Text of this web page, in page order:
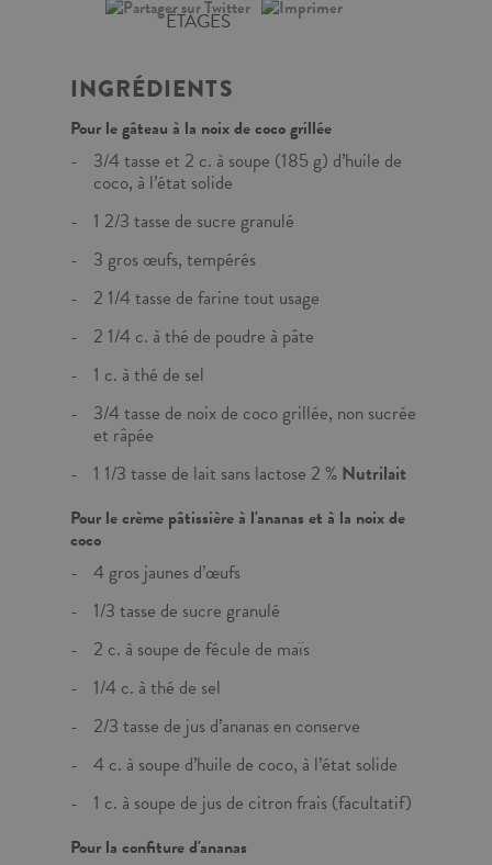
ÉTAGES
INGRÉDIENTS
Pour le gâteau à la noix de coco grillée
3/4 tasse et 2 c. à soupe (185 g) d’huile de
coco, à l’état solide
1 2/3 tasse de sucre granulé
3 gros œufs, tempérés
2 1/4 tasse de farine tout usage
2 1/4 c. à thé de poudre à pâte
1 c. à thé de sel
3/4 tasse de noix de coco grillée, non sucrée
et râpée
1 1/3 tasse de lait sans lactose 2 % Nutrilait
Pour le crème pâtissière à l'ananas et à la noix de
coco
4 gros jaunes d’œufs
1/3 tasse de sucre granulé
2 c. à soupe de fécule de maïs
1/4 c. à thé de sel
2/3 tasse de jus d’ananas en conserve
4 c. à soupe d’huile de coco, à l’état solide
1 c. à soupe de jus de citron frais (facultatif)
Pour la confiture d'ananas